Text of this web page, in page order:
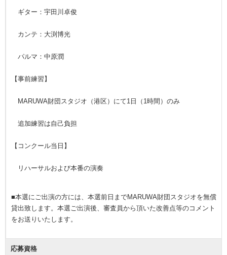
ギター：宇田川卓俊
カンテ：大渕博光
パルマ：中原潤
【事前練習】
MARUWA財団スタジオ（港区）にて1日（1時間）のみ
追加練習は自己負担
【コンクール当日】
リハーサルおよび本番の演奏
■本選にご出演の方には、本選前日までMARUWA財団スタジオを無償
貸出致します。本選ご出演後、審査員から頂いた改善点等のコメント
をお送りいたします。
応募資格